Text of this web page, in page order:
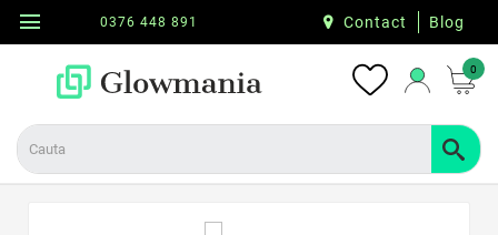
menu Contact Blog
0376 448 891
0